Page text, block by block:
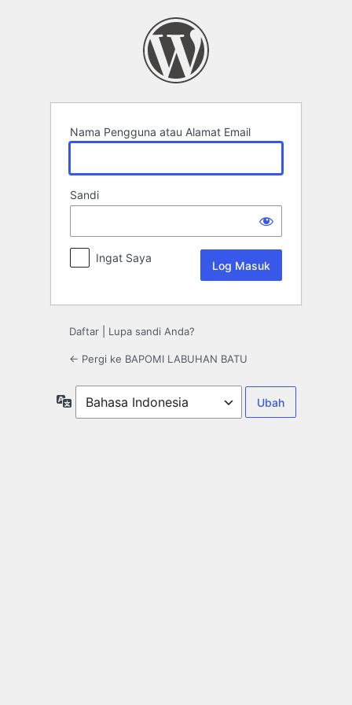
Nama Pengguna atau Alamat Email
Sandi
Ingat Saya
Daftar Lupa sandi Anda?
← Pergi ke BAPOMI LABUHAN BATU
Bahasa